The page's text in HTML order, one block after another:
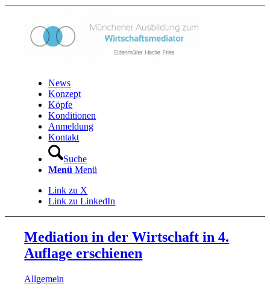
News
Konzept
Köpfe
Konditionen
Anmeldung
Kontakt
Suche
Menü Menü
Link zu X
Link zu LinkedIn
Mediation in der Wirtschaft in 4.
Auflage erschienen
Allgemein